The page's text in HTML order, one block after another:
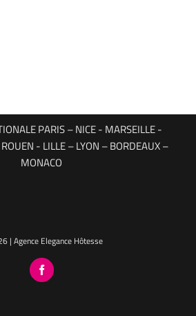
PARIS – NICE - MARSEILLE -
- LILLE – LYON – BORDEAUX –
MONACO
| Agence Elegance Hôtesse
Facebook